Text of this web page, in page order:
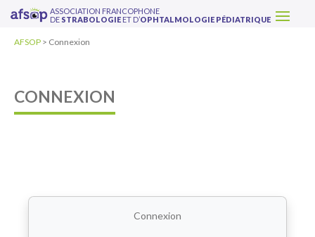
ASSOCIATION FRANCOPHONE
DE STRABOLOGIE ET D’OPHTALMOLOGIE PÉDIATRIQUE
AFSOP > Connexion
CONNEXION
Connexion